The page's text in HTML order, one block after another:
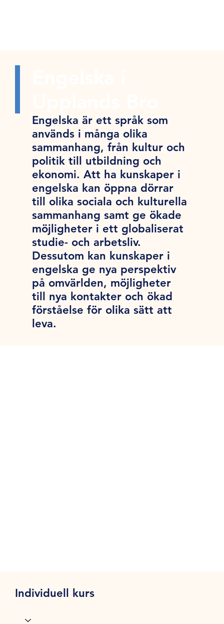
Engelska är ett språk som
används i många olika
sammanhang, från kultur och
politik till utbildning och
ekonomi. Att ha kunskaper i
engelska kan öppna dörrar
till olika sociala och kulturella
sammanhang samt ge ökade
möjligheter i ett globaliserat
studie- och arbetsliv.
Dessutom kan kunskaper i
engelska ge nya perspektiv
på omvärlden, möjligheter
till nya kontakter och ökad
förståelse för olika sätt att
leva.
Individuell kurs